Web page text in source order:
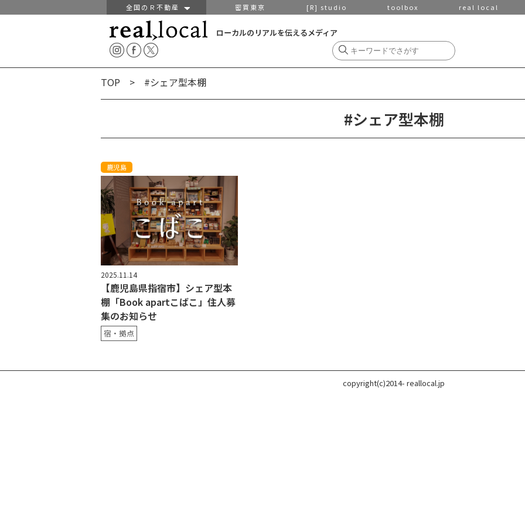
全国のＲ不動産 密買東京 [R] studio toolbox real local
ローカルのリアルを伝えるメディア
TOP > #シェア型本棚
#シェア型本棚
鹿児島
2025.11.14
【鹿児島県指宿市】シェア型本
棚「Book apartこばこ」住人募
集のお知らせ
宿・拠点
copyright(c)2014- reallocal.jp